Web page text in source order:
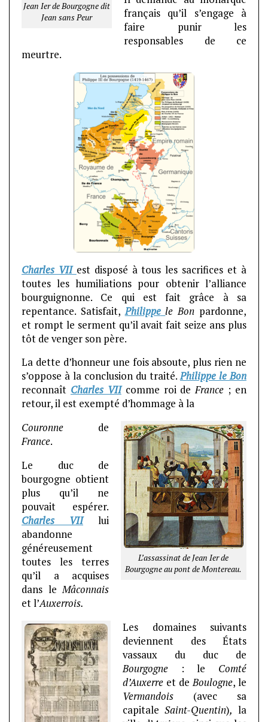
Jean Ier de Bourgogne dit
Jean sans Peur
français qu’il s’engage à
faire punir les
responsables de ce
meurtre.
Charles VII est disposé à tous les sacrifices et à
toutes les humiliations pour obtenir l’alliance
bourguignonne. Ce qui est fait grâce à sa
repentance. Satisfait,Philippe le Bon pardonne,
et rompt le serment qu’il avait fait seize ans plus
tôt de venger son père.
La dette d’honneur une fois absoute, plus rien ne
s’oppose à la conclusion du traité.Philippe le Bon
reconnaît Charles VIIcomme roi deFrance ; en
retour, il est exempté d’hommage à la
L’assassinat de Jean Ier de
Bourgogne au pont de Montereau.
Couronne de
France.
Le duc de
bourgogne obtient
plus qu’il ne
pouvait espérer.
Charles VIIlui
abandonne
généreusement
toutes les terres
qu’il a acquises
dans leMâconnais
et l’Auxerrois.
Les domaines suivants
deviennent des États
vassaux du duc de
Bourgogne : le Comté
d’Auxerre et deBoulogne, le
Vermandois (avec sa
capitale Saint-Quentin), la